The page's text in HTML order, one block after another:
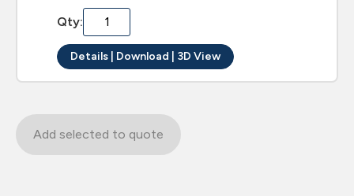
Qty:
Details | Download | 3D View
Add selected to quote